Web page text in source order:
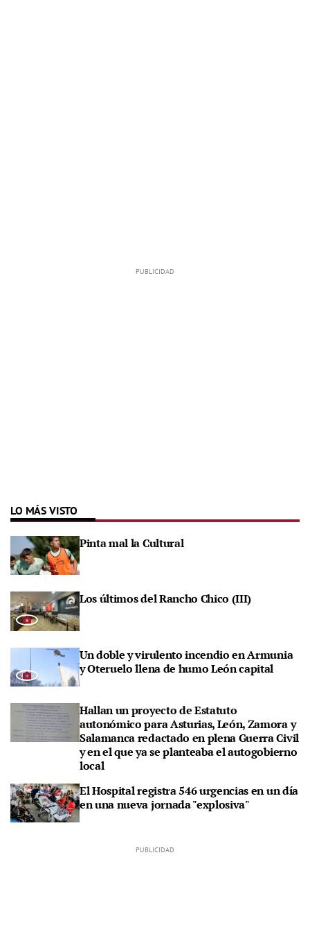
LO MÁS VISTO
Pinta mal la Cultural
Los últimos del Rancho Chico (III)
Un doble y virulento incendio en Armunia
y Oteruelo llena de humo León capital
Hallan un proyecto de Estatuto
autonómico para Asturias, León, Zamora y
Salamanca redactado en plena Guerra Civil
y en el que ya se planteaba el autogobierno
local
El Hospital registra 546 urgencias en un día
en una nueva jornada "explosiva"